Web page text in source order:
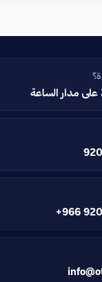
+966